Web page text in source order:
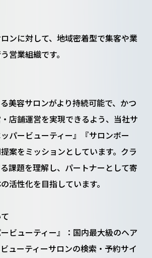
ンに対して、地域密着型で集客や業
営業組織です。
美容サロンがより持続可能で、かつ
店舗運営を実現できるよう、当社サ
パービューティー』『サロンボー
案をミッションとしています。クラ
課題を理解し、パートナーとして寄
活性化を目指しています。
ビューティー』：国内最大級のヘア
ューティーサロンの検索・予約サイ